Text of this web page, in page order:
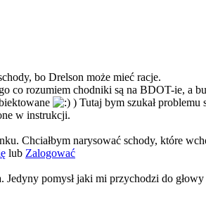
bo Drelson może mieć racje.
co rozumiem chodniki są na BDOT-ie,
) Tutaj bym szukał
w instrukcji.
Chciałbym narysować schody, które
lub Zalogować
pomysł jaki mi przychodzi do